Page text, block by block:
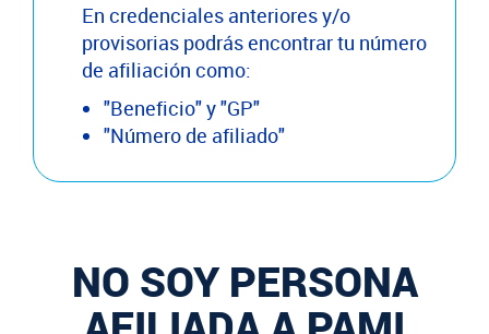
En credenciales anteriores y/o
provisorias podrás encontrar tu número
de afiliación como:
"Beneficio" y "GP"
"Número de afiliado"
NO SOY PERSONA